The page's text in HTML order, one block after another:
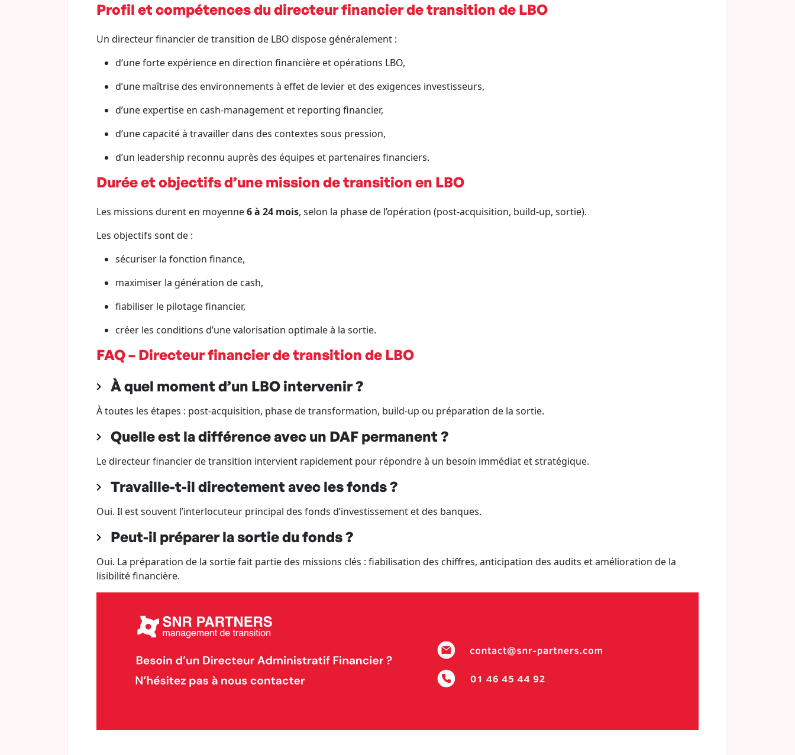
Profil et compétences du directeur financier de transition de LBO
Un directeur financier de transition de LBO dispose généralement :
d’une forte expérience en direction financière et opérations LBO,
d’une maîtrise des environnements à effet de levier et des exigences investisseurs,
d’une expertise en cash-management et reporting financier,
d’une capacité à travailler dans des contextes sous pression,
d’un leadership reconnu auprès des équipes et partenaires financiers.
Durée et objectifs d’une mission de transition en LBO
Les missions durent en moyenne6 à 24 mois, selon la phase de l’opération (post-acquisition, build-up, sortie).
Les objectifs sont de :
sécuriser la fonction finance,
maximiser la génération de cash,
fiabiliser le pilotage financier,
créer les conditions d’une valorisation optimale à la sortie.
FAQ – Directeur financier de transition de LBO
À quel moment d’un LBO intervenir ?
À toutes les étapes : post-acquisition, phase de transformation, build-up ou préparation de la sortie.
Quelle est la différence avec un DAF permanent ?
Le directeur financier de transition intervient rapidement pour répondre à un besoin immédiat et stratégique.
Travaille-t-il directement avec les fonds ?
Oui. Il est souvent l’interlocuteur principal des fonds d’investissement et des banques.
Peut-il préparer la sortie du fonds ?
Oui. La préparation de la sortie fait partie des missions clés : fiabilisation des chiffres, anticipation des audits et amélioration de la
lisibilité financière.